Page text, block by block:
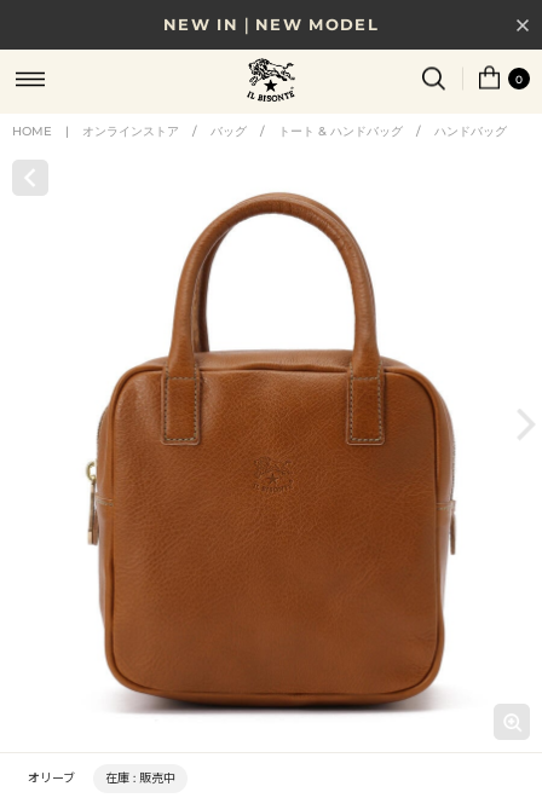
NEW IN｜NEW MODEL
8/17(月)10時まで｜税込11,000円以上で送料無料
贈る相手やシーンから選べる、新しいギフトガイド
0
HOME | オンラインストア / バッグ / トート & ハンドバッグ / ハンドバッグ
オリーブ 在庫 : 販売中